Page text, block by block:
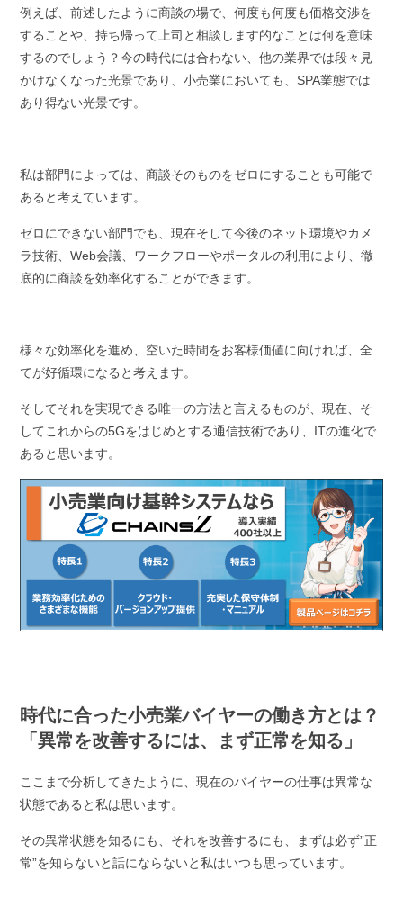
例えば、前述したように商談の場で、何度も何度も価格交渉を
することや、持ち帰って上司と相談します的なことは何を意味
するのでしょう？今の時代には合わない、他の業界では段々見
かけなくなった光景であり、小売業においても、SPA業態では
あり得ない光景です。
私は部門によっては、商談そのものをゼロにすることも可能で
あると考えています。
ゼロにできない部門でも、現在そして今後のネット環境やカメ
ラ技術、Web会議、ワークフローやポータルの利用により、徹
底的に商談を効率化することができます。
様々な効率化を進め、空いた時間をお客様価値に向ければ、全
てが好循環になると考えます。
そしてそれを実現できる唯一の方法と言えるものが、現在、そ
してこれからの5Gをはじめとする通信技術であり、ITの進化で
あると思います。
時代に合った小売業バイヤーの働き方とは？
「異常を改善するには、まず正常を知る」
ここまで分析してきたように、現在のバイヤーの仕事は異常な
状態であると私は思います。
その異常状態を知るにも、それを改善するにも、まずは必ず”正
常”を知らないと話にならないと私はいつも思っています。